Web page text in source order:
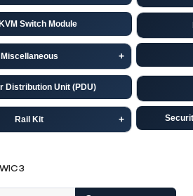
Switch Module
Miscellaneous
Distribution Unit (PDU)
Rail Kit